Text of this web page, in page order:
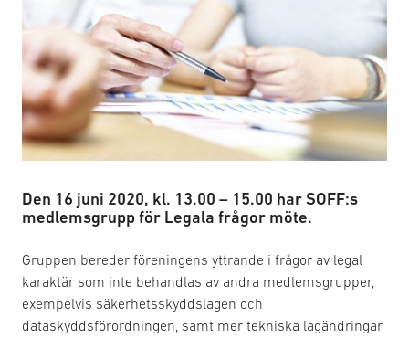
Den 16 juni 2020, kl. 13.00 – 15.00 har SOFF:s
medlemsgrupp för Legala frågor möte.
Gruppen bereder föreningens yttrande i frågor av legal
karaktär som inte behandlas av andra medlemsgrupper,
exempelvis säkerhetsskyddslagen och
dataskyddsförordningen, samt mer tekniska lagändringar